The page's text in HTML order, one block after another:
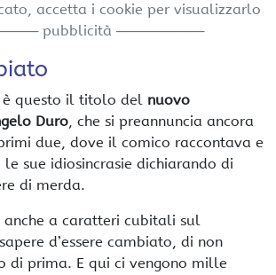
accetta i cookie per visualizzarlo
pubblicità ─────────
è questo il titolo del nuovo
Duro, che si preannuncia ancora
due, dove il comico raccontava e
sue idiosincrasie dichiarando di
di merda.
anche a caratteri cubitali sul
d’essere cambiato, di non
di prima. E qui ci vengono mille